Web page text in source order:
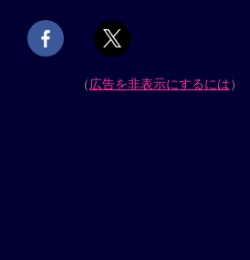
（広告を非表示にするには）